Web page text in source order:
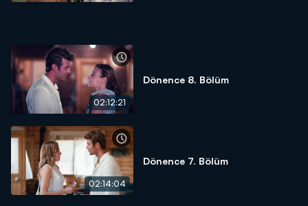
02:12:21
Dönence 8. Bölüm
02:14:04
Dönence 7. Bölüm